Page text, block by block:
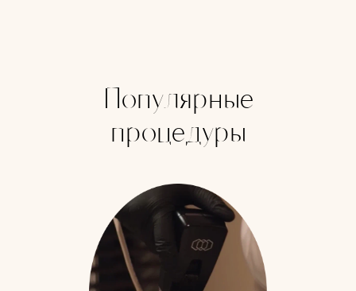
Популярные
процедуры
на бесплатную
консультацию
пространства, ориентируясь на ваш
запрос и текущее состояние организма
мы выстроим индивидуальный план
процедур для достижения
долгосрочного результата.